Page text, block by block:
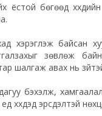
ёстой бөгөөд
хэрэглэж байсан
зөвлөж
шалгаж авах нь
бэхэлж,
хүүхдэд эрсдэлтэй